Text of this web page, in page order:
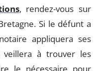
, rendez-vous sur
Si le défunt a
appliquera ses
veillera à trouver les
le nécessaire pour